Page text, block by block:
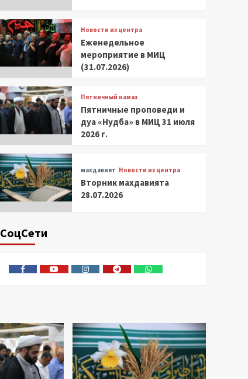
Новости из центра
Еженедельное
мероприятие в МИЦ
(31.07.2026)
Пятничный намаз
Пятничные проповеди и
дуа «Нудба» в МИЦ 31 июля
2026 г.
махдавият Новости из центра
Вторник махдавията
28.07.2026
СоцСети
FacebookYoutubeInstagramTelegramWhatsapp